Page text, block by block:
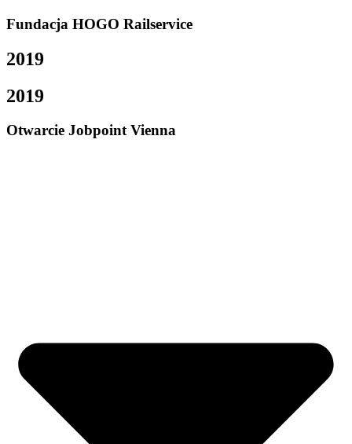
Fundacja HOGO Railservice
2019
2019
Otwarcie Jobpoint Vienna